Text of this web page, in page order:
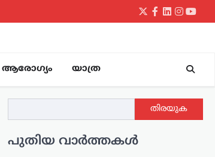
Twitter
Facebook
LinkedIn
ആരോഗ്യം യാത്ര
തിരയുക
പുതിയ വാർത്തകൾ